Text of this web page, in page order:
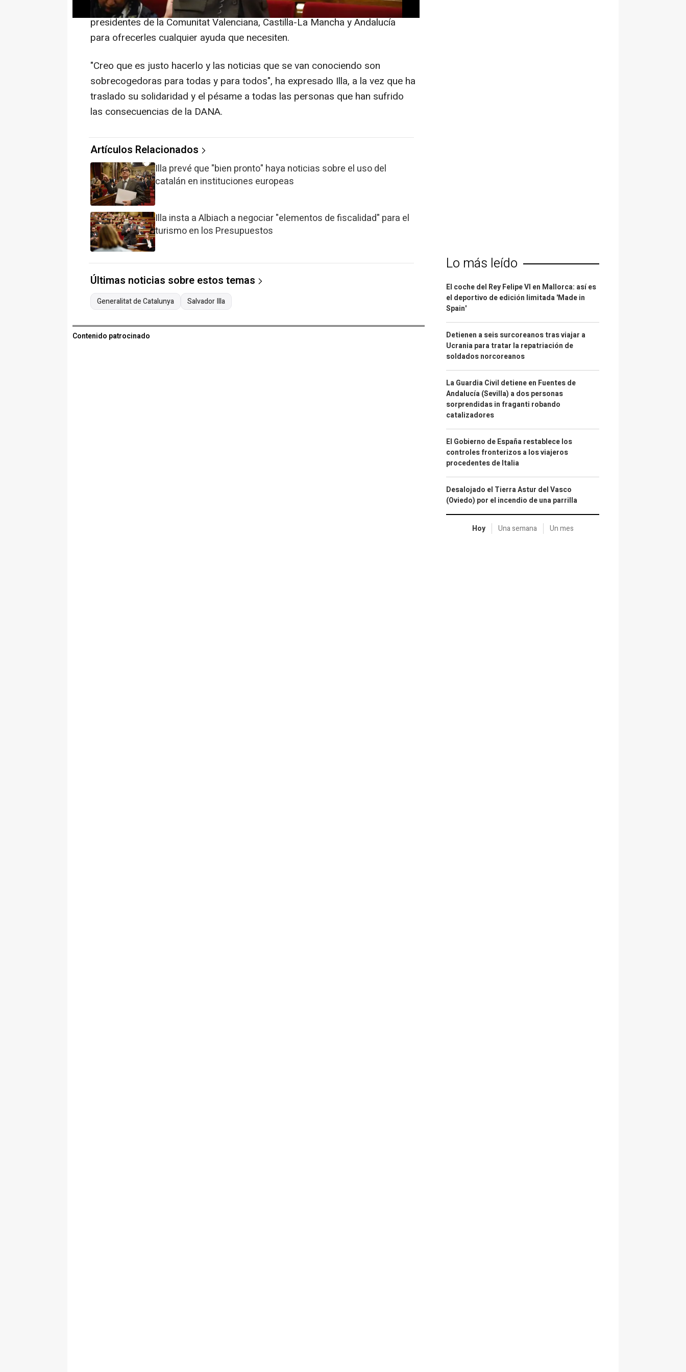
Catalunya, donde ha explicado que este martes ya se comunicó con los
presidentes de la Comunitat Valenciana, Castilla-La Mancha y Andalucía
para ofrecerles cualquier ayuda que necesiten.
"Creo que es justo hacerlo y las noticias que se van conociendo son
sobrecogedoras para todas y para todos", ha expresado Illa, a la vez que ha
traslado su solidaridad y el pésame a todas las personas que han sufrido
las consecuencias de la DANA.
Artículos Relacionados
Illa prevé que "bien pronto" haya noticias sobre el uso del
catalán en instituciones europeas
Illa insta a Albiach a negociar "elementos de fiscalidad" para el
turismo en los Presupuestos
Últimas noticias sobre estos temas
Generalitat de Catalunya Salvador Illa
Contenido patrocinado
Lo más leído
El coche del Rey Felipe VI en Mallorca: así es
el deportivo de edición limitada 'Made in
Spain'
Detienen a seis surcoreanos tras viajar a
Ucrania para tratar la repatriación de
soldados norcoreanos
La Guardia Civil detiene en Fuentes de
Andalucía (Sevilla) a dos personas
sorprendidas in fraganti robando
catalizadores
El Gobierno de España restablece los
controles fronterizos a los viajeros
procedentes de Italia
Desalojado el Tierra Astur del Vasco
(Oviedo) por el incendio de una parrilla
Hoy Una semana Un mes